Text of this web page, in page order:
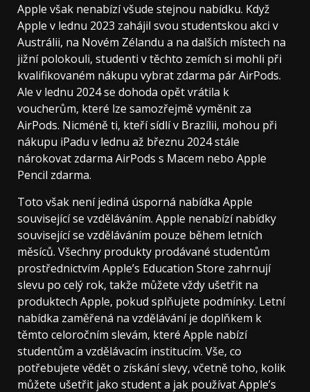
Apple však nenabízí všude stejnou nabídku. Když
Apple v lednu 2023 zahájil svou studentskou akci v
Austrálii, na Novém Zélandu a na dalších místech na
jižní polokouli, studenti v těchto zemích si mohli při
kvalifikovaném nákupu vybrat zdarma pár AirPods.
Ale v lednu 2024 se dohoda opět vrátila k
voucherům, které lze samozřejmě vyměnit za
AirPods. Nicméně ti, kteří sídlí v Brazílii, mohou při
nákupu iPadu v lednu až březnu 2024 stále
nárokovat zdarma AirPods s Macem nebo Apple
Pencil zdarma.
Toto však není jediná úsporná nabídka Apple
související se vzděláváním. Apple nenabízí nabídky
související se vzděláváním pouze během letních
měsíců. Všechny produkty prodávané studentům
prostřednictvím Apple’s Education Store zahrnují
slevu po celý rok, takže můžete vždy ušetřit na
produktech Apple, pokud splňujete podmínky. Letní
nabídka zaměřená na vzdělávání je doplňkem k
těmto celoročním slevám, které Apple nabízí
studentům a vzdělávacím institucím. Vše, co
potřebujete vědět o získání slevy, včetně toho, kolik
můžete ušetřit jako student a jak používat Apple’s